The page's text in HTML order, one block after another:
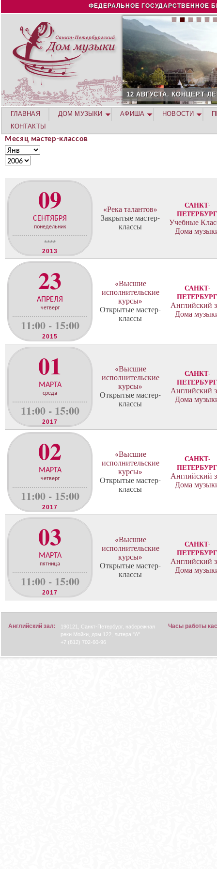
Jump to navigation
ФЕДЕРАЛЬНОЕ ГОСУДАРСТВЕННОЕ
КОНЦЕРТ ЛЕТНЕЙ АКАДЕМИИ. РОЗА ХУТОР
Месяц мастер-классов
М
е
м
е
л
в
М
еГ
09
СЕНТЯБРЯ
понедельник
****
2013
«Река талантов»
Закрытые мастер-
классы
САНКТ-
ПЕТЕРБУРГ
Учебные
Дома
23
АПРЕЛЯ
четверг
11:00 - 15:00
2015
«Высшие
исполнительские
курсы»
Открытые мастер-
классы
САНКТ-
ПЕТЕРБУРГ
Английский
Дома
01
МАРТА
среда
11:00 - 15:00
2017
«Высшие
исполнительские
курсы»
Открытые мастер-
классы
САНКТ-
ПЕТЕРБУРГ
Английский
Дома
02
МАРТА
четверг
11:00 - 15:00
2017
«Высшие
исполнительские
курсы»
Открытые мастер-
классы
САНКТ-
ПЕТЕРБУРГ
Английский
Дома
03
МАРТА
пятница
11:00 - 15:00
2017
«Высшие
исполнительские
курсы»
Открытые мастер-
классы
САНКТ-
ПЕТЕРБУРГ
Английский
Дома
ГЛАВНАЯ ДОМ МУЗЫКИ АФИША НОВОСТИ
КОНТАКТЫ
Английский зал:
190121, Санкт-Петербург, набережная
реки Мойки, дом 122, литера "А".
+7 (812) 702-60-96
Часы работы